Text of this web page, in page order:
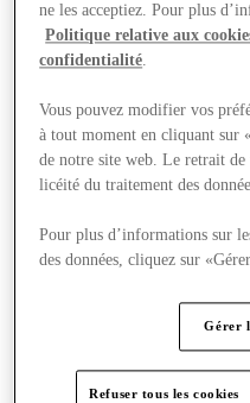
ne les acceptiez. Pour plus
Politique relative aux
confidentialité.
Vous pouvez modifier vos
à tout moment en cliquant sur
de notre site web. Le retrait de
licéité du traitement des
Pour plus d’informations sur
des données, cliquez sur
Gérer
Refuser tous les cookies